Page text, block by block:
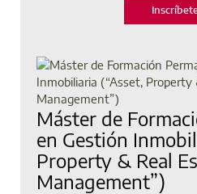
Máster de
en Gestión
Property & Real
Management”)